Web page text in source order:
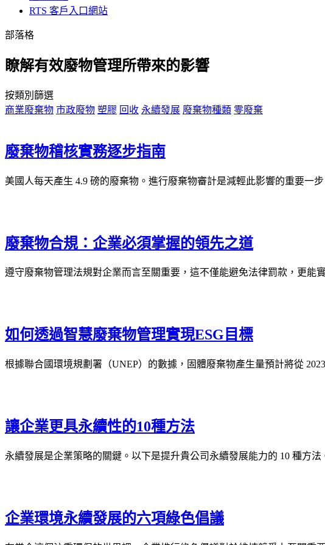
RTS 客戶入口網站
部落格
瞭解有效廢物管理所帶來的影響
按類別篩選
商業廢棄物 市政廢物 塑膠 回收 永續發展 廢棄物種類 零廢棄
廢棄物稽核實務逐步指南
美國人每天產生 4.9 磅的廢棄物。進行廢棄物審計是減輕此影響的重要一步
廢棄物合規：企業必須掌握的領先之道
遵守廢棄物管理法規對企業而言至關重要，這不僅能避免法律罰款，更能
如何透過智慧廢棄物管理實現ESG目標
根據聯合國環境規劃署（UNEP）的數據，固體廢棄物產生量預計將從
讓企業更具永續性的10種方法
永續發展是企業策略的關鍵。以下是提升貴公司永續發展能力的 10 種方法
企業環境永續發展的六項綠色倡議